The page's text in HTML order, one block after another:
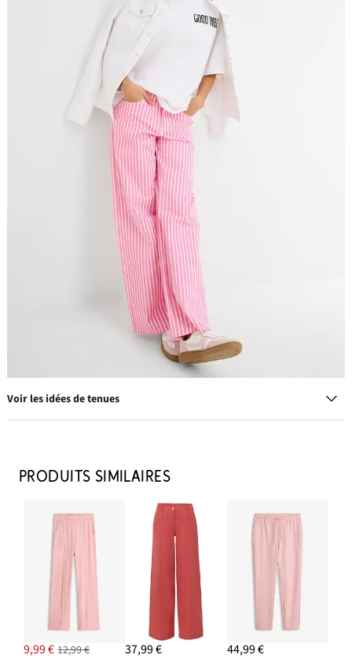
Voir les idées de tenues
28,99 €
AJOUTER AU PANIER
Créoles twistées
11,99 €
AJOUTER AU PANIER
Veste en jean
PRODUITS SIMILAIRES
9,99 € 12,99 € 37,99 € 44,99 €